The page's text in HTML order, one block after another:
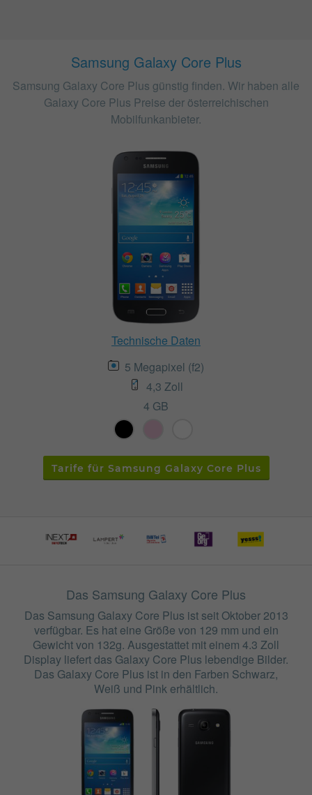
Samsung Galaxy Core Plus
Samsung Galaxy Core Plus günstig finden. Wir haben alle
Galaxy Core Plus Preise der österreichischen
Mobilfunkanbieter.
Technische Daten
5 Megapixel (f2)
4,3 Zoll
4 GB
Tarife für Samsung Galaxy Core Plus
Das Samsung Galaxy Core Plus
Das Samsung Galaxy Core Plus ist seit Oktober 2013
verfügbar. Es hat eine Größe von 129 mm und ein
Gewicht von 132g. Ausgestattet mit einem 4.3 Zoll
Display liefert das Galaxy Core Plus lebendige Bilder.
Das Galaxy Core Plus ist in den Farben Schwarz,
Weiß und Pink erhältlich.